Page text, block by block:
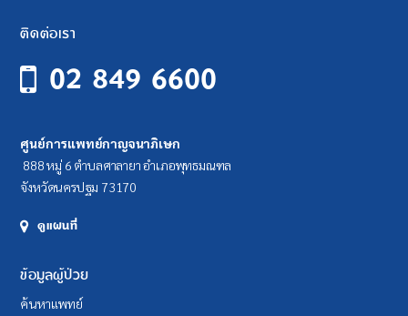
ติดต่อเรา
02 849 6600
ศูนย์การแพทย์กาญจนาภิเษก
888 หมู่ 6 ตำบลศาลายา อำเภอพุทธมณฑล
จังหวัดนครปฐม 73170
ดูแผนที่
ข้อมูลผู้ป่วย
ค้นหาแพทย์